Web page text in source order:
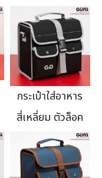
กระเป๋าใส่อาหาร
สี่เหลี่ยม ตัวล็อค